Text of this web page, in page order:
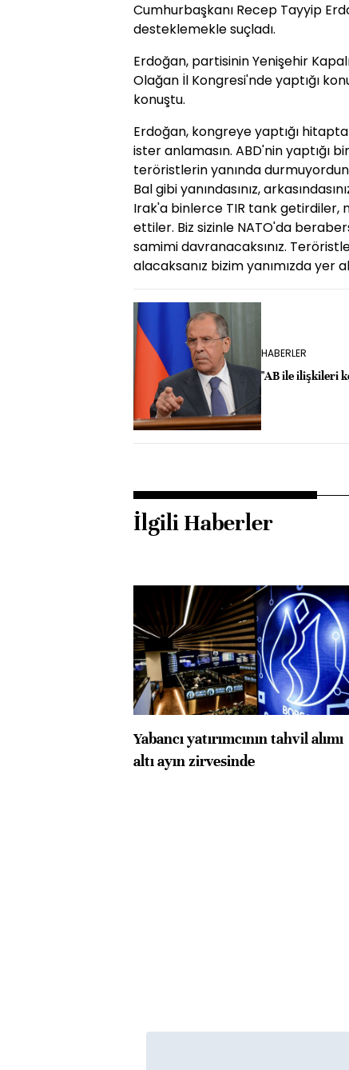
Cumhurbaşkanı Recep Tayyip
desteklemekle suçladı.
Erdoğan, partisinin Yenişehir
Olağan İl Kongresi'nde yaptığı
konuştu.
Erdoğan, kongreye yaptığı
ister anlamasın. ABD'nin yaptığı
teröristlerin yanında
Bal gibi yanındasınız,
Irak'a binlerce TIR tank
ettiler. Biz sizinle NATO'da
samimi davranacaksınız.
alacaksanız bizim yanımızda yer
HABERLER
"AB ile ilişkileri
İlgili Haberler
Yabancı yatırımcının tahvil alımı
altı ayın zirvesinde